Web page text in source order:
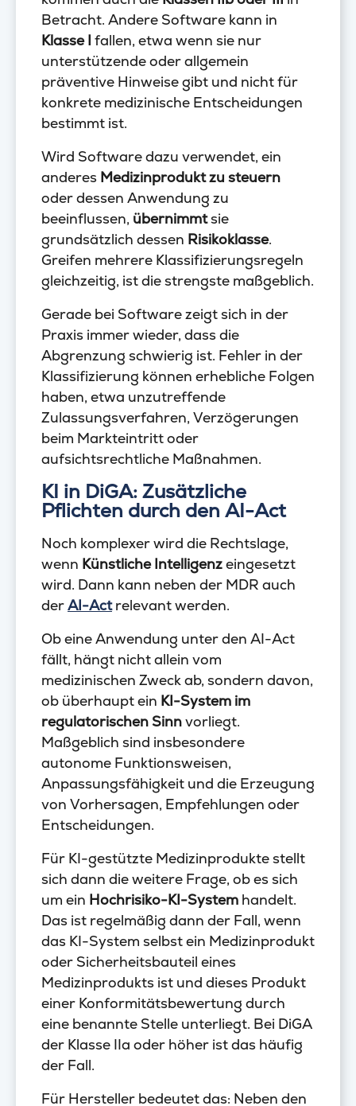
Betracht. Andere Software kann in
Klasse I fallen, etwa wenn sie nur
unterstützende oder allgemein
präventive Hinweise gibt und nicht für
konkrete medizinische Entscheidungen
bestimmt ist.
Wird Software dazu verwendet, ein
anderes Medizinprodukt zu steuern
oder dessen Anwendung zu
beeinflussen, übernimmtsie
grundsätzlich dessen Risikoklasse.
Greifen mehrere Klassifizierungsregeln
gleichzeitig, ist die strengste maßgeblich.
Gerade bei Software zeigt sich in der
Praxis immer wieder, dass die
Abgrenzung schwierig ist. Fehler in der
Klassifizierung können erhebliche Folgen
haben, etwa unzutreffende
Zulassungsverfahren, Verzögerungen
beim Markteintritt oder
aufsichtsrechtliche Maßnahmen.
KI in DiGA: Zusätzliche
Pflichten durch den AI-Act
Noch komplexer wird die Rechtslage,
wenn Künstliche Intelligenzeingesetzt
wird. Dann kann neben der MDR auch
derAI-Actrelevant werden.
Ob eine Anwendung unter den AI-Act
fällt, hängt nicht allein vom
medizinischen Zweck ab, sondern davon,
ob überhaupt ein KI-System im
regulatorischen Sinnvorliegt.
Maßgeblich sind insbesondere
autonome Funktionsweisen,
Anpassungsfähigkeit und die Erzeugung
von Vorhersagen, Empfehlungen oder
Entscheidungen.
Für KI-gestützte Medizinprodukte stellt
sich dann die weitere Frage, ob es sich
um ein Hochrisiko-KI-System handelt.
Das ist regelmäßig dann der Fall, wenn
das KI-System selbst ein Medizinprodukt
oder Sicherheitsbauteil eines
Medizinprodukts ist und dieses Produkt
einer Konformitätsbewertung durch
eine benannte Stelle unterliegt. Bei DiGA
der Klasse IIa oder höher ist das häufig
der Fall.
Für Hersteller bedeutet das: Neben den